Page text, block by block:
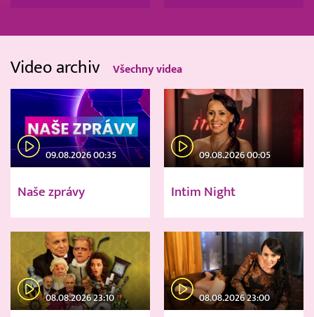
Video archiv Všechny videa
09.08.2026 00:35
Naše zprávy
09.08.2026 00:05
Intim Night
08.08.2026 23:10 08.08.2026 23:00